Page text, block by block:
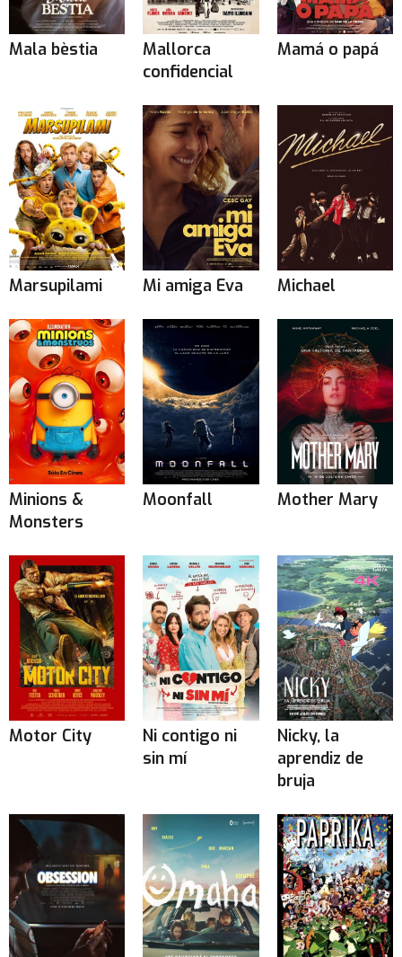
Mala bèstia
Mallorca
confidencial
Mamá o papá
Marsupilami Mi amiga Eva Michael
Minions &
Monsters
Moonfall Mother Mary
Motor City
Ni contigo ni
sin mí
Nicky, la
aprendiz de
bruja